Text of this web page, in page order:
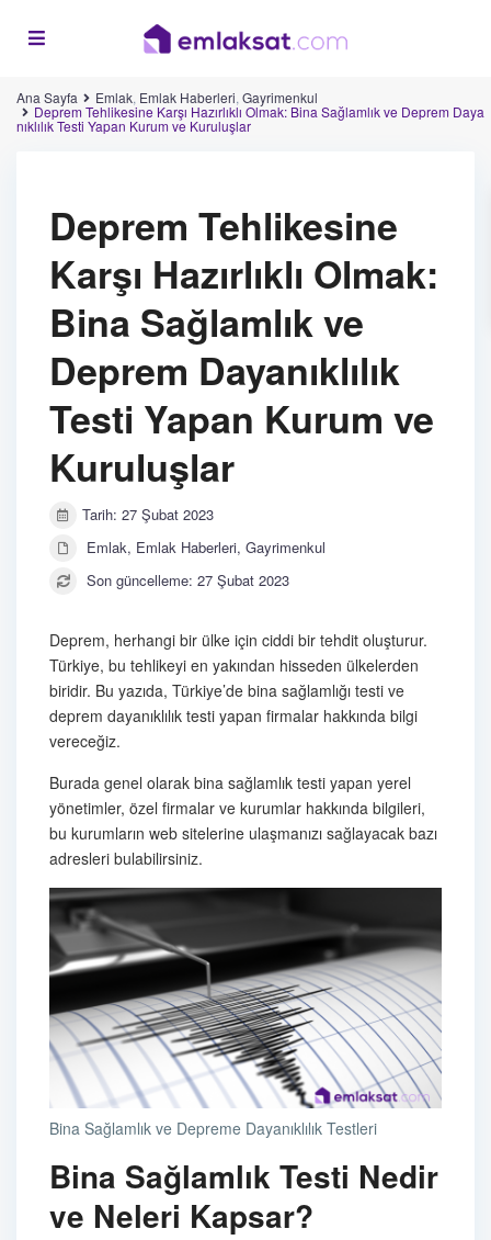
Ana Sayfa Emlak, Emlak Haberleri, Gayrimenkul
Deprem Tehlikesine Karşı Hazırlıklı Olmak: Bina Sağlamlık ve Deprem Daya
nıklılık Testi Yapan Kurum ve Kuruluşlar
Deprem Tehlikesine
Karşı Hazırlıklı Olmak:
Bina Sağlamlık ve
Deprem Dayanıklılık
Testi Yapan Kurum ve
Kuruluşlar
Tarih: 27 Şubat 2023
Emlak, Emlak Haberleri, Gayrimenkul
Son güncelleme: 27 Şubat 2023
Deprem, herhangi bir ülke için ciddi bir tehdit oluşturur.
Türkiye, bu tehlikeyi en yakından hisseden ülkelerden
biridir. Bu yazıda, Türkiye’de bina sağlamlığı testi ve
deprem dayanıklılık testi yapan firmalar hakkında bilgi
vereceğiz.
Burada genel olarak bina sağlamlık testi yapan yerel
yönetimler, özel firmalar ve kurumlar hakkında bilgileri,
bu kurumların web sitelerine ulaşmanızı sağlayacak bazı
adresleri bulabilirsiniz.
Bina Sağlamlık ve Depreme Dayanıklılık Testleri
Bina Sağlamlık Testi Nedir
ve Neleri Kapsar?